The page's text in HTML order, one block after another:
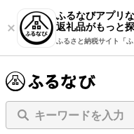
ふるなびアプリ
返礼品がもっと
ふるさと納税サイト「ふ
キーワードを入力